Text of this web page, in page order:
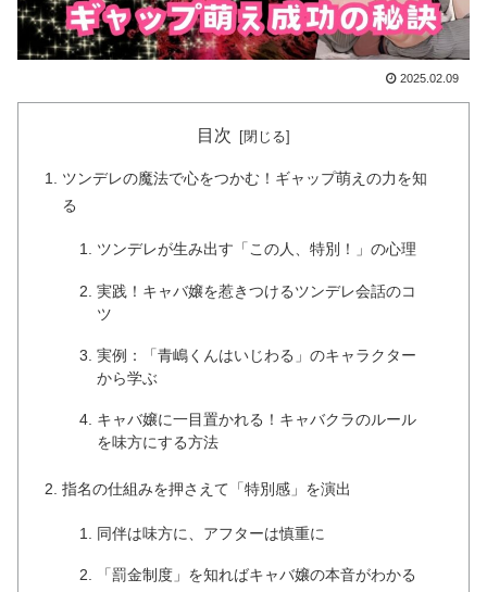
2025.02.09
目次
ツンデレの魔法で心をつかむ！ギャップ萌えの力を知
る
ツンデレが生み出す「この人、特別！」の心理
実践！キャバ嬢を惹きつけるツンデレ会話のコ
ツ
実例：「青嶋くんはいじわる」のキャラクター
から学ぶ
キャバ嬢に一目置かれる！キャバクラのルール
を味方にする方法
指名の仕組みを押さえて「特別感」を演出
同伴は味方に、アフターは慎重に
「罰金制度」を知ればキャバ嬢の本音がわかる